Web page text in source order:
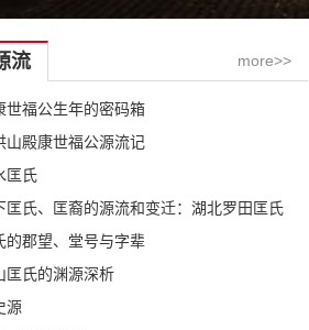
more>>
流
世福公生年的密码箱
山殿康世福公源流记
匡氏
匡氏、匡裔的源流和变迁：湖北罗田匡氏
的郡望、堂号与字辈
匡氏的渊源深析
源